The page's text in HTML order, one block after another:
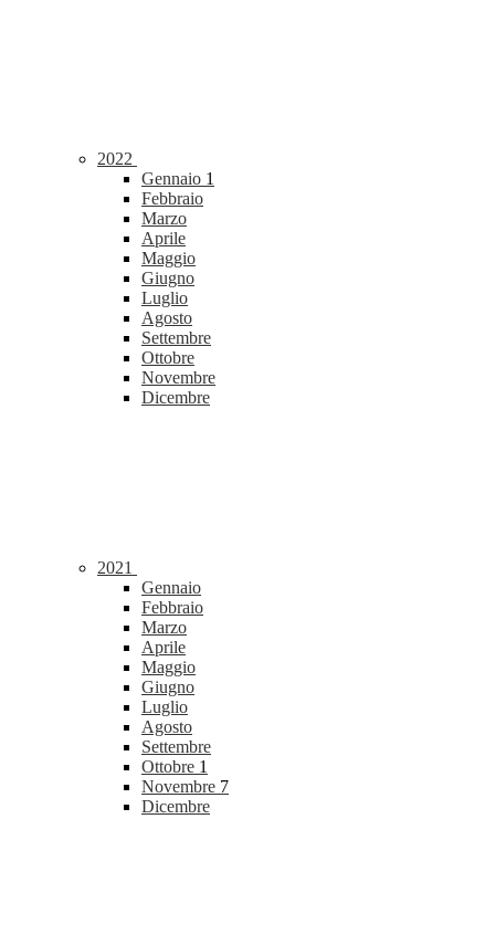
2022
Gennaio 1
Febbraio
Marzo
Aprile
Maggio
Giugno
Luglio
Agosto
Settembre
Ottobre
Novembre
Dicembre
2021
Gennaio
Febbraio
Marzo
Aprile
Maggio
Giugno
Luglio
Agosto
Settembre
Ottobre 1
Novembre 7
Dicembre